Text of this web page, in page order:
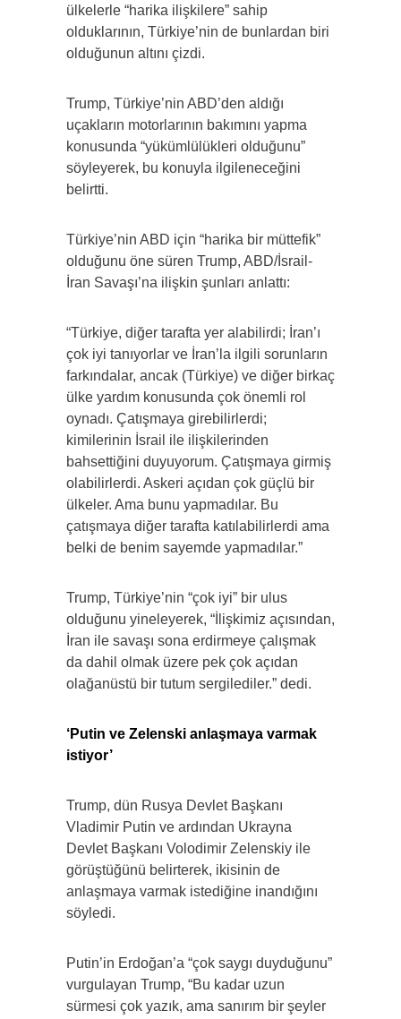
ülkelerle “harika ilişkilere” sahip
olduklarının, Türkiye’nin de bunlardan biri
olduğunun altını çizdi.
Trump, Türkiye’nin ABD’den aldığı
uçakların motorlarının bakımını yapma
konusunda “yükümlülükleri olduğunu”
söyleyerek, bu konuyla ilgileneceğini
belirtti.
Türkiye’nin ABD için “harika bir müttefik”
olduğunu öne süren Trump, ABD/İsrail-
İran Savaşı’na ilişkin şunları anlattı:
“Türkiye, diğer tarafta yer alabilirdi; İran’ı
çok iyi tanıyorlar ve İran’la ilgili sorunların
farkındalar, ancak (Türkiye) ve diğer birkaç
ülke yardım konusunda çok önemli rol
oynadı. Çatışmaya girebilirlerdi;
kimilerinin İsrail ile ilişkilerinden
bahsettiğini duyuyorum. Çatışmaya girmiş
olabilirlerdi. Askeri açıdan çok güçlü bir
ülkeler. Ama bunu yapmadılar. Bu
çatışmaya diğer tarafta katılabilirlerdi ama
belki de benim sayemde yapmadılar.”
Trump, Türkiye’nin “çok iyi” bir ulus
olduğunu yineleyerek, “İlişkimiz açısından,
İran ile savaşı sona erdirmeye çalışmak
da dahil olmak üzere pek çok açıdan
olağanüstü bir tutum sergilediler.” dedi.
‘Putin ve Zelenski anlaşmaya varmak
istiyor’
Trump, dün Rusya Devlet Başkanı
Vladimir Putin ve ardından Ukrayna
Devlet Başkanı Volodimir Zelenskiy ile
görüştüğünü belirterek, ikisinin de
anlaşmaya varmak istediğine inandığını
söyledi.
Putin’in Erdoğan’a “çok saygı duyduğunu”
vurgulayan Trump, “Bu kadar uzun
sürmesi çok yazık, ama sanırım bir şeyler